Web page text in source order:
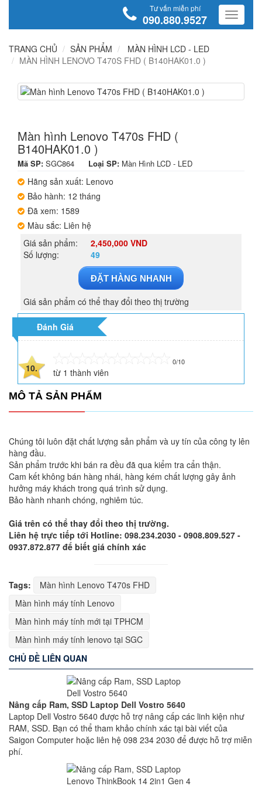
Tư vấn miễn phí
090.880.9527
TRANG CHỦ SẢN PHẨM
MÀN HÌNH LCD - LED
MÀN HÌNH LENOVO T470S FHD ( B140HAK01.0 )
Màn hình Lenovo T470s FHD (
B140HAK01.0 )
Mã SP: SGC864 Loại SP: Màn Hình LCD - LED
Hãng sản xuất: Lenovo
Bảo hành: 12 tháng
Đã xem: 1589
Màu sắc: Liên hệ
Giá sản phẩm:
2,450,000 VND
Số lượng:
49
ĐẶT HÀNG NHANH
Giá sản phẩm có thể thay đổi theo thị trường
Đánh Giá
10.
0/10
từ 1 thành viên
MÔ TẢ SẢN PHẨM
Chúng tôi luôn đặt chất lượng sản phẩm và uy tín của công ty lên
hàng đầu.
Sản phẩm trước khi bán ra đều đã qua kiểm tra cẩn thận.
Cam kết không bán hàng nhái, hàng kém chất lượng gây ảnh
hưởng máy khách trong quá trình sử dụng.
Bảo hành nhanh chóng, nghiêm túc.
Giá trên có thể thay đổi theo thị trường.
Liên hệ trực tiếp tới Hotline: 098.234.2030 - 0908.809.527 -
0937.872.877 để biết giá chính xác
Tags:
Màn hình Lenovo T470s FHD
Màn hình máy tính Lenovo
Màn hình máy tính mới tại TPHCM
Màn hình máy tính lenovo tại SGC
CHỦ ĐỀ LIÊN QUAN
Nâng cấp Ram, SSD Laptop Dell Vostro 5640
Laptop Dell Vostro 5640 được hỗ trợ nâng cấp các linh kiện như
RAM, SSD. Bạn có thể tham khảo chính xác tại bài viết của
Saigon Computer hoặc liên hệ 098 234 2030 để được hỗ trợ miễn
phí.